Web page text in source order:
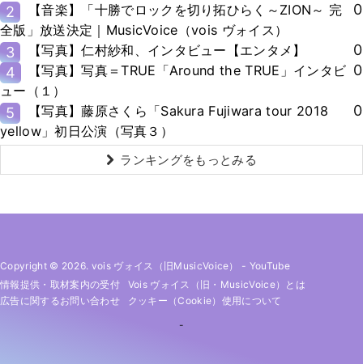
2
【音楽】「十勝でロックを切り拓ひらく～ZION～ 完
全版」放送決定｜MusicVoice（vois ヴォイス）
0
3 【写真】仁村紗和、インタビュー【エンタメ】
0
4
【写真】写真＝TRUE「Around the TRUE」インタビ
ュー（１）
0
5
【写真】藤原さくら「Sakura Fujiwara tour 2018
yellow」初日公演（写真３）
0
ランキングをもっとみる
Copyright © 2026. vois ヴォイス（旧MusicVoice） - YouTube
情報提供・取材案内の受付
Vois ヴォイス（旧・MusicVoice）とは
広告に関するお問い合わせ
クッキー（cookie）使用について
-